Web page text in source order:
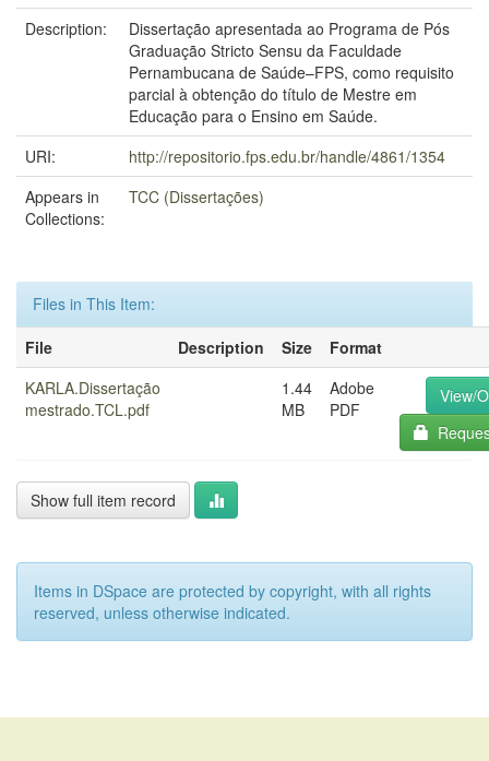
Description:
Dissertação apresentada ao Programa de Pós
Graduação Stricto Sensu da Faculdade
Pernambucana de Saúde–FPS, como requisito
parcial à obtenção do título de Mestre em
Educação para o Ensino em Saúde.
URI:
http://repositorio.fps.edu.br/handle/4861/1354
Appears in
Collections:
TCC (Dissertações)
Files in This Item:
File
Description Size
Format
KARLA.Dissertação
mestrado.TCL.pdf
1.44
MB
Adobe
PDF
View/
Show full item record
Items in DSpace are protected by copyright, with all rights
reserved, unless otherwise indicated.